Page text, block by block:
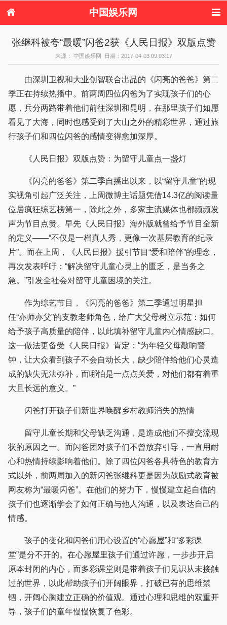
中国娱乐网
电视剧
演唱会 综艺节目
偶像活动
张继科被夸“最暖”闪爸2获《人民日报》双版点赞
来源： 中国娱乐网 日期：2017-04-03 09:03:17
由深圳卫视和大业创智联合出品的《闪亮的爸爸》第二
季正在持续热播中。前两周四位闪爸为了实现孩子们的心
愿，兵分两路带着他们前往深圳和昆明，在那里孩子们如愿
看见了大海，同时也感受到了大山之外的精彩世界，通过旅
行孩子们和四位闪爸的感情变得愈加深厚。
《人民日报》双版点赞：为留守儿童点一盏灯
《闪亮的爸爸》第二季自播出以来，以“留守儿童”的现
实视角引起广泛关注，上周微博主话题凭借14.3亿的阅读量
位居疯狂综艺榜第一，除此之外，多家主流媒体也都频频发
声为节目点赞。早先《人民日报》海外版就曾给予节目全新
的定义——“不仅是一档真人秀，更像一次基层教育的纪录
片”。而在上周，《人民日报》援引节目“爱和陪伴”的理念，
再次发表呼吁：“解决留守儿童心灵上的匮乏，是当务之
急。”引发全社会对留守儿童困境的关注。
作为综艺节目，《闪亮的爸爸》第二季通过明星担
任“亦师亦父”的支教老师角色，给广大父母树立示范：如何
给予孩子高质量的陪伴，以此填补留守儿童内心情感缺口。
这一做法更备受《人民日报》肯定：“为年轻父母敲响警
钟，让大众看到孩子不会自动长大，缺少陪伴给他们心灵造
成的缺失无法弥补，而哪怕是一点点关爱，对他们都有着重
大且长远的意义。”
闪爸打开孩子们新世界唤醒乡村教师消失的热情
留守儿童长期和父母缺乏沟通，是造成他们不擅交流现
状的原因之一。而闪爸团对孩子们不曾放弃引导，一直用耐
心和热情持续影响着他们。除了四位闪爸各具特色的教育方
式以外，前两周加入的新闪爸张继科更是因为鼓励式教育被
网友称为“最暖闪爸”。在他们的努力下，慢慢建立起自信的
孩子们也逐渐学会了如何正确与他人沟通，以及表达自己的
情感。
孩子的变化和闪爸们用心设置的“心愿屋”和“多彩课
堂”是分不开的。在心愿屋里孩子们通过许愿，一步步开启
原本封闭的内心，而多彩课堂则是带着孩子们见识从未接触
过的世界，以此帮助孩子们开阔眼界，打破已有的思维禁
锢，开阔心胸建立正确的价值观。通过心理和思维的双重开
导，孩子们的童年慢慢恢复了色彩。